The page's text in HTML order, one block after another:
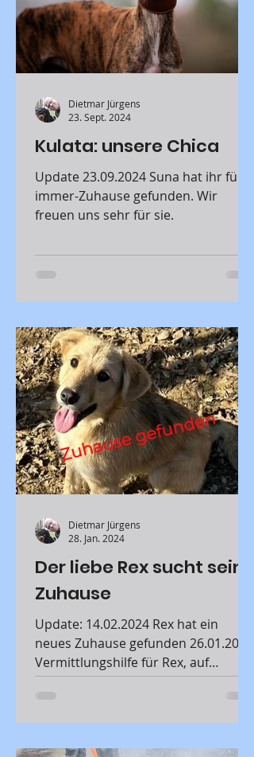
Kulata: unsere Chica
Update 23.09.2024 Suna hat ihr für-
immer-Zuhause gefunden. Wir
freuen uns sehr für sie.
Dietmar Jürgens
23. Sept. 2024
Der liebe Rex sucht sein
Zuhause
Update: 14.02.2024 Rex hat ein
neues Zuhause gefunden 26.01.2024
Vermittlungshilfe für Rex, auf
Pflegestelle in 86956 Schongau Rex
Dietmar Jürgens
28. Jan. 2024